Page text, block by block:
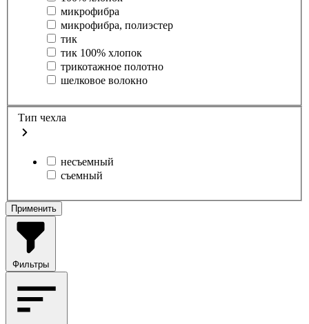
микрофибра
микрофибра, полиэстер
тик
тик 100% хлопок
трикотажное полотно
шелковое волокно
Тип чехла
несъемный
съемный
Применить
Фильтры